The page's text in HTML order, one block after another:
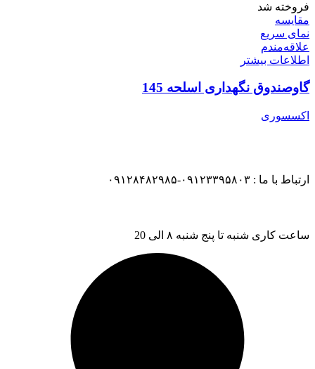
فروخته شد
مقایسه
نمای سریع
علاقه‌مندم
اطلاعات بیشتر
گاوصندوق نگهداری اسلحه 145
اکسسوری
ارتباط با ما : ۰۹۱۲۳۳۹۵۸۰۳-۰۹۱۲۸۴۸۲۹۸۵
ساعت کاری شنبه تا پنج شنبه ۸ الی 20